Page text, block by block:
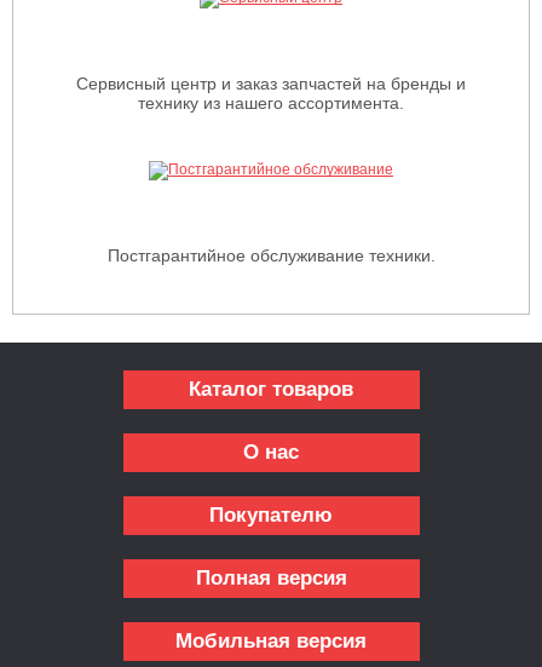
Сервисный центр и заказ запчастей на бренды и
технику из нашего ассортимента.
Постгарантийное обслуживание техники.
Каталог товаров
О нас
Покупателю
Полная версия
Мобильная версия